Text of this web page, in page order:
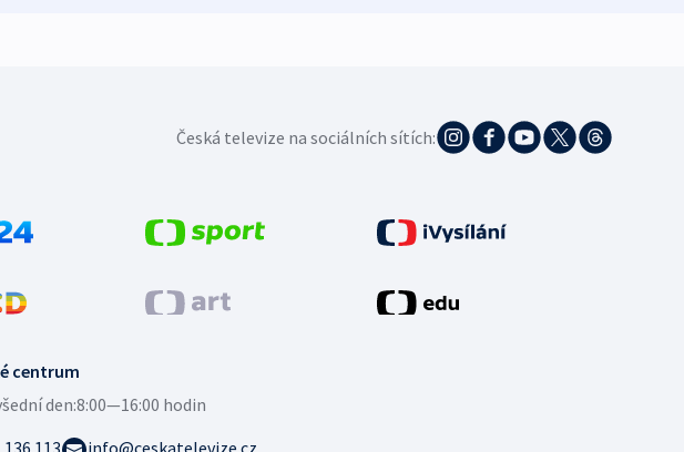
Česká televize na sociálních sítích:
centrum
den:8:00—16:00 hodin
136 113
info@ceskatelevize.cz